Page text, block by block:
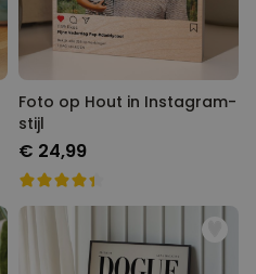
Foto op Hout in Instagram-
stijl
€ 24,99